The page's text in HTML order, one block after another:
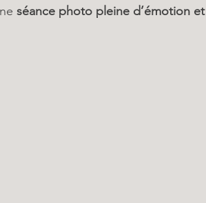
séance photo pleine d’émotion et